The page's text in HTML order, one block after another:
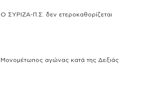
Ο ΣΥΡΙΖΑ-Π.Σ. δεν ετεροκαθορίζεται
Μονομέτωπος αγώνας κατά της Δεξιάς